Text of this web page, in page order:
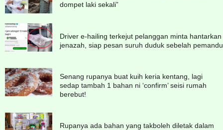
dompet laki sekali”
Driver e-hailing terkejut pelanggan minta hantarkan
jenazah, siap pesan suruh duduk sebelah pemandu
Senang rupanya buat kuih keria kentang, lagi
sedap tambah 1 bahan ni ‘confirm’ seisi rumah
berebut!
Rupanya ada bahan yang takboleh diletak dalam